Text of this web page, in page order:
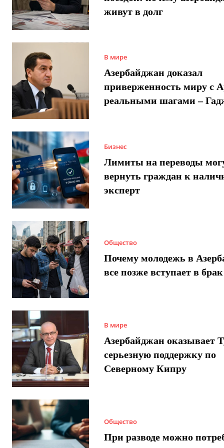
живут в долг
В мире
Азербайджан доказал
приверженность миру с
реальными шагами –
Бизнес
Лимиты на переводы
вернуть граждан к
эксперт
Общество
Почему молодежь в
все позже вступает в брак
В мире
Азербайджан оказывает
серьезную поддержку по
Северному Кипру
Общество
При разводе можно